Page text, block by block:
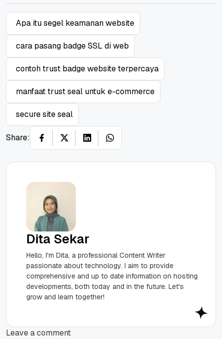
Apa itu segel keamanan website
cara pasang badge SSL di web
contoh trust badge website terpercaya
manfaat trust seal untuk e-commerce
secure site seal
Share:
Dita Sekar
Hello, I'm Dita, a professional Content Writer
passionate about technology. I aim to provide
comprehensive and up to date information on hosting
developments, both today and in the future. Let's
grow and learn together!
Leave a comment